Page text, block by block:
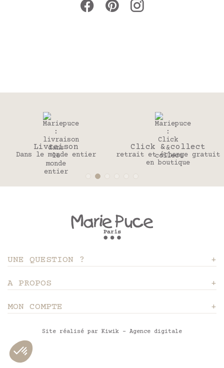
Livraison
Dans le monde entier
Click & collect
retrait et échange gratuit
en boutique
UNE QUESTION ?
A PROPOS
MON COMPTE
Site réalisé par Kiwik - Agence digitale